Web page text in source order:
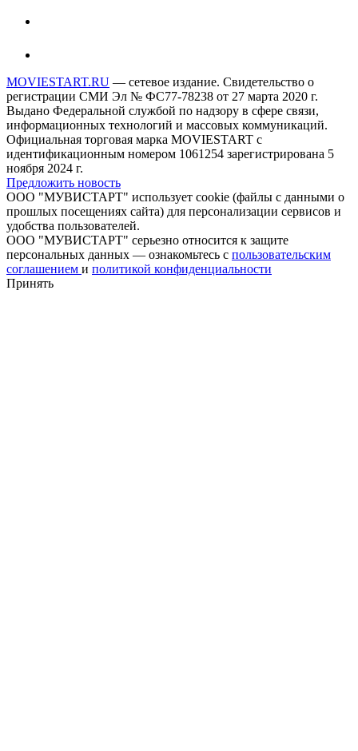
MOVIESTART.RU — сетевое издание. Свидетельство о
регистрации СМИ Эл № ФС77-78238 от 27 марта 2020 г.
Выдано Федеральной службой по надзору в сфере связи,
информационных технологий и массовых коммуникаций.
Официальная торговая марка MOVIESTART с
идентификационным номером 1061254 зарегистрирована 5
ноября 2024 г.
Предложить новость
ООО "МУВИСТАРТ" использует cookie (файлы с данными о
прошлых посещениях сайта) для персонализации сервисов и
удобства пользователей.
ООО "МУВИСТАРТ" серьезно относится к защите
персональных данных — ознакомьтесь с пользовательским
соглашением и политикой конфиденциальности
Принять